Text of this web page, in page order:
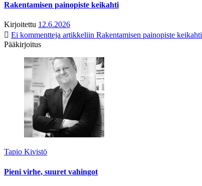
Rakentamisen painopiste keikahti
Kirjoitettu 12.6.2026
Ei kommentteja artikkeliin Rakentamisen painopiste keikahti
Pääkirjoitus
Tapio Kivistö
Pieni virhe, suuret vahingot